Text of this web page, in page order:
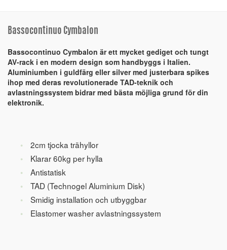
Bassocontinuo Cymbalon
Bassocontinuo Cymbalon är ett mycket gediget och tungt
AV-rack i en modern design som handbyggs i Italien.
Aluminiumben i guldfärg eller silver med justerbara spikes
ihop med deras revolutionerade TAD-teknik och
avlastningssystem bidrar med bästa möjliga grund för din
elektronik.
2cm tjocka trähyllor
Klarar 60kg per hylla
Antistatisk
TAD (Technogel Aluminium Disk)
Smidig installation och utbyggbar
Elastomer washer avlastningssystem